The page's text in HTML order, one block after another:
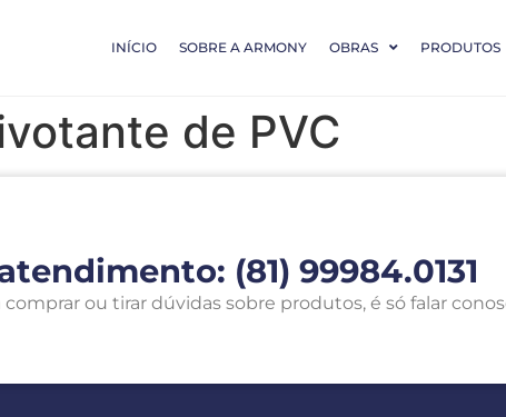
INÍCIO SOBRE A ARMONY OBRAS PRODUTOS
de PVC
(81) 99984.0131
ou tirar dúvidas sobre produtos, é só falar